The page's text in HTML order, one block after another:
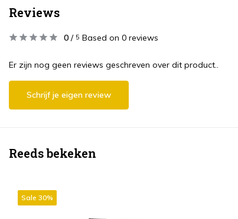
Reviews
0 / 5 Based on 0 reviews
Er zijn nog geen reviews geschreven over dit product..
Schrijf je eigen review
Reeds bekeken
Sale 30%